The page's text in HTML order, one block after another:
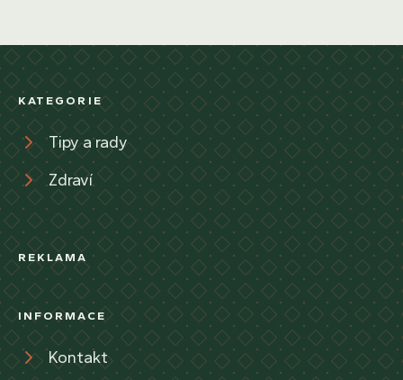
KATEGORIE
Tipy a rady
Zdraví
REKLAMA
INFORMACE
Kontakt